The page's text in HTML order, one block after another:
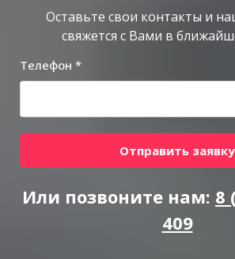
Оставьте свои контакты и
свяжется с Вами в
Телефон *
Отправить заявку
Или позвоните нам: 8
409